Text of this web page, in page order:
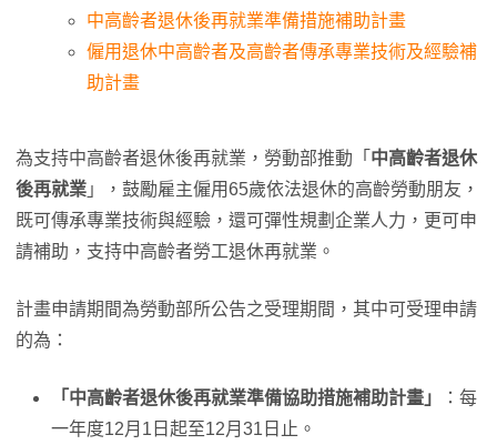
中高齡者退休後再就業準備措施補助計畫
僱用退休中高齡者及高齡者傳承專業技術及經驗補
助計畫
為支持中高齡者退休後再就業，勞動部推動「 中高齡者退休
後再就業 」，鼓勵雇主僱用65歲依法退休的高齡勞動朋友，
既可傳承專業技術與經驗，還可彈性規劃企業人力，更可申
請補助，支持中高齡者勞工退休再就業。
計畫申請期間為勞動部所公告之受理期間，其中可受理申請
的為：
「中高齡者退休後再就業準備協助措施補助計畫」
：每
一年度12月1日起至12月31日止。